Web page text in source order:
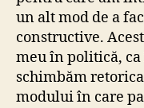
un alt mod de a
constructive.
meu în politică,
schimbăm
modului în care